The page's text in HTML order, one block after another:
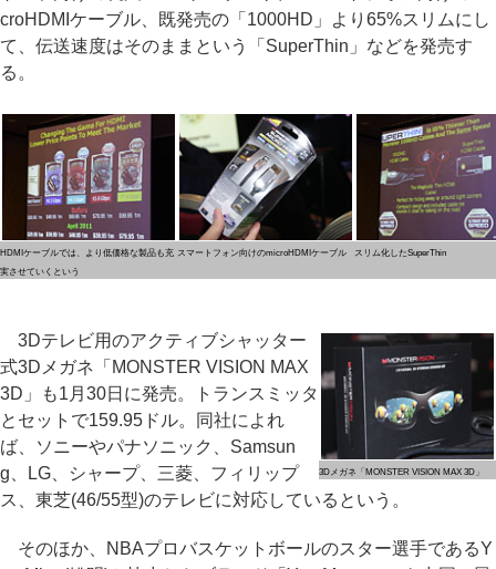
croHDMIケーブル、既発売の「1000HD」より65%スリムにし
て、伝送速度はそのままという「SuperThin」などを発売す
る。
HDMIケーブルでは、より低価格な製品も充
実させていくという
スマートフォン向けのmicroHDMIケーブル スリム化したSuperThin
3Dメガネ「MONSTER VISION MAX 3D」
3Dテレビ用のアクティブシャッター
式3Dメガネ「MONSTER VISION MAX
3D」も1月30日に発売。トランスミッタ
とセットで159.95ドル。同社によれ
ば、ソニーやパナソニック、Samsun
g、LG、シャープ、三菱、フィリップ
ス、東芝(46/55型)のテレビに対応しているという。
そのほか、NBAプロバスケットボールのスター選手であるY